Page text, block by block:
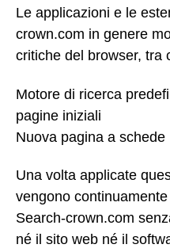
Le applicazioni e le
crown.com in genere
critiche del browser, tra
Motore di ricerca
pagine iniziali
Nuova pagina a schede
Una volta applicate
vengono
Search-crown.com
né il sito web né il